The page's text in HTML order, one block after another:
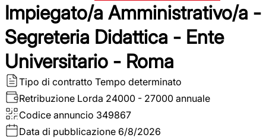
Impiegato/a Amministrativo/a -
Segreteria Didattica - Ente
Universitario - Roma
Tipo di contratto Tempo determinato
Retribuzione Lorda 24000 - 27000 annuale
Codice annuncio 349867
Data di pubblicazione 6/8/2026